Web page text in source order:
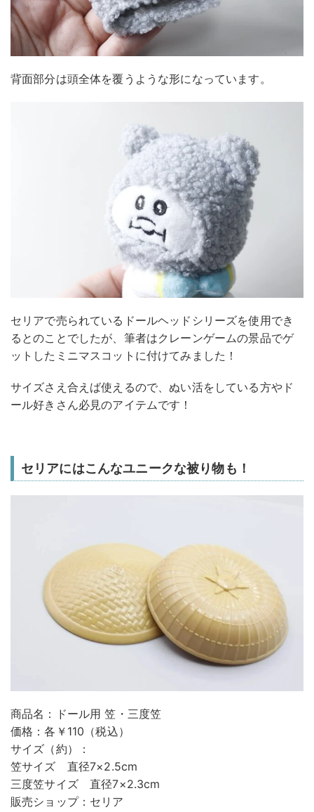
背面部分は頭全体を覆うような形になっています。
セリアで売られているドールヘッドシリーズを使用でき
るとのことでしたが、筆者はクレーンゲームの景品でゲ
ットしたミニマスコットに付けてみました！
サイズさえ合えば使えるので、ぬい活をしている方やド
ール好きさん必見のアイテムです！
セリアにはこんなユニークな被り物も！
商品名：ドール用 笠・三度笠
価格：各￥110（税込）
サイズ（約）：
笠サイズ 直径7×2.5cm
三度笠サイズ 直径7×2.3cm
販売ショップ：セリア